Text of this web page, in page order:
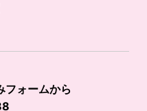
フォームから